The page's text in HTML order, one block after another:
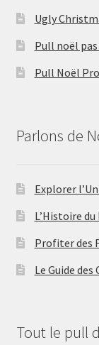
Ugly
Pull noël
Pull Noël
Parlons de
Explorer
L’Histoire
Profiter des
Le Guide des
Tout le pull